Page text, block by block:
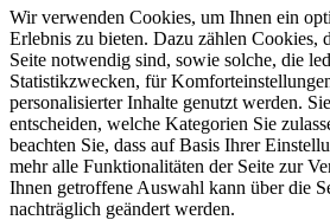
Wir verwenden Cookies, um Ihnen ein
Erlebnis zu bieten. Dazu zählen Cookies,
Seite notwendig sind, sowie solche, die
Statistikzwecken, für
personalisierter Inhalte genutzt werden.
entscheiden, welche Kategorien Sie
beachten Sie, dass auf Basis Ihrer
mehr alle Funktionalitäten der Seite zur
Ihnen getroffene Auswahl kann über die
nachträglich geändert werden.